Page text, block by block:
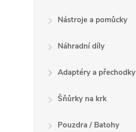
Nástroje a pomůcky
Náhradní díly
Adaptéry a přechodky
Šňůrky na krk
Pouzdra / Batohy